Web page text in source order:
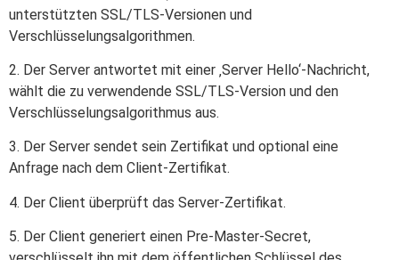
unterstützten SSL/TLS-Versionen und
Verschlüsselungsalgorithmen.
2. Der Server antwortet mit einer ‚Server Hello‘-Nachricht,
wählt die zu verwendende SSL/TLS-Version und den
Verschlüsselungsalgorithmus aus.
3. Der Server sendet sein Zertifikat und optional eine
Anfrage nach dem Client-Zertifikat.
4. Der Client überprüft das Server-Zertifikat.
5. Der Client generiert einen Pre-Master-Secret,